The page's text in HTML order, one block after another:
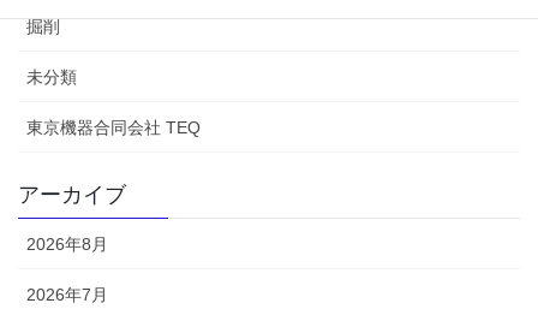
掘削
未分類
東京機器合同会社 TEQ
アーカイブ
2026年8月
2026年7月